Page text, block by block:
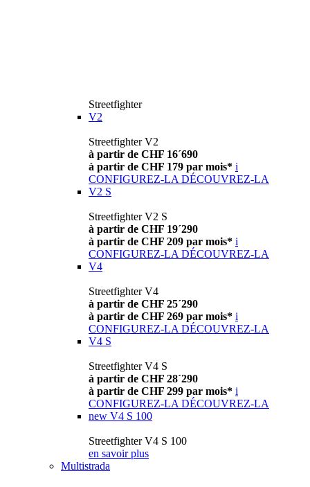
Streetfighter
V2
Streetfighter V2
à partir de CHF 16´690
à partir de CHF 179 par mois* i
CONFIGUREZ-LA DÉCOUVREZ-LA
V2 S
Streetfighter V2 S
à partir de CHF 19´290
à partir de CHF 209 par mois* i
CONFIGUREZ-LA DÉCOUVREZ-LA
V4
Streetfighter V4
à partir de CHF 25´290
à partir de CHF 269 par mois* i
CONFIGUREZ-LA DÉCOUVREZ-LA
V4 S
Streetfighter V4 S
à partir de CHF 28´290
à partir de CHF 299 par mois* i
CONFIGUREZ-LA DÉCOUVREZ-LA
new V4 S 100
Streetfighter V4 S 100
en savoir plus
Multistrada